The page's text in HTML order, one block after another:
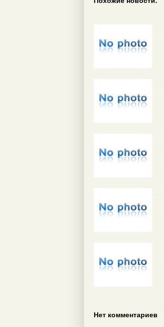
Нет комментариев